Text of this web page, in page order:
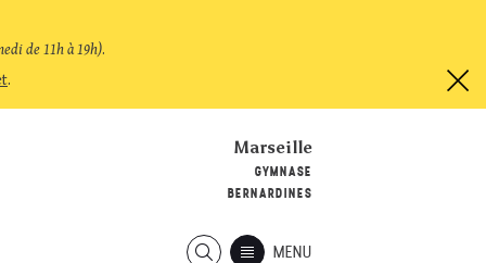
de 11h à 19h).
.
Marseille
GYMNASE
BERNARDINES
MENU